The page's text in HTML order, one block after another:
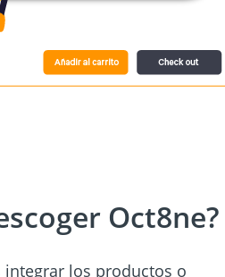
Oct8ne?
integrar los productos o